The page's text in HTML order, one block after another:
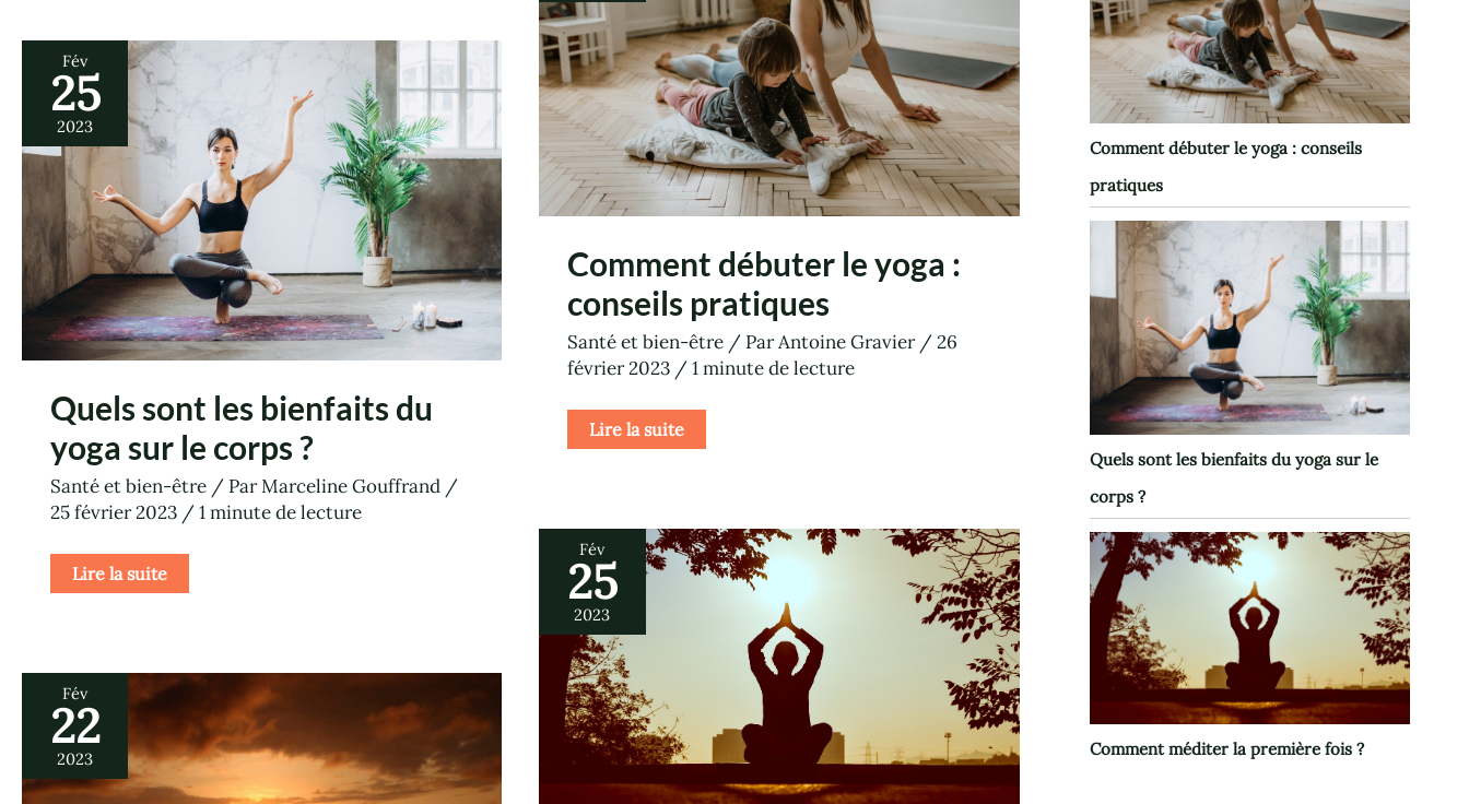
Comment débuter le yoga :
conseils pratiques
Santé et bien-être/ ParAntoine Gravier /26
février 2023 /1 minute de lecture
conseils
pratiques
Lire la suite
Fév
25
2023
Quels sont les bienfaits du
yoga sur le corps ?
Santé et bien-être/ ParMarceline Gouffrand /
25 février 2023 /1 minute de lecture
Quels
sont
les
bienfaits
du
yoga
sur
le
corps
?
Lire la suite
Fév
25
2023
Comment
méditer
la
première
fois
?
Fév
22
2023
Les
bienfaits
de
la
méditation
Comment débuter le yoga : conseils
pratiques
Quels sont les bienfaits du yoga sur le
corps ?
Comment méditer la première fois ?